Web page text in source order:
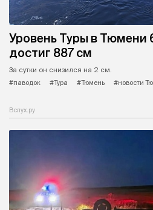
Уровень Туры в Тюмени
достиг 887 см
За сутки он снизился на 2 см.
#паводок
#Тура #Тюмень #новости
Вслух.ру